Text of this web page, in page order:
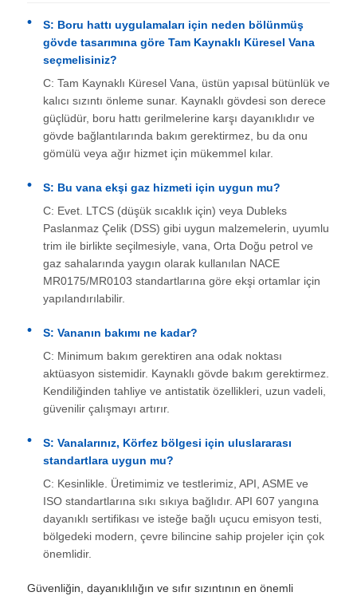
S: Boru hattı uygulamaları için neden bölünmüş
gövde tasarımına göre Tam Kaynaklı Küresel Vana
seçmelisiniz?
C: Tam Kaynaklı Küresel Vana, üstün yapısal bütünlük ve
kalıcı sızıntı önleme sunar. Kaynaklı gövdesi son derece
güçlüdür, boru hattı gerilmelerine karşı dayanıklıdır ve
gövde bağlantılarında bakım gerektirmez, bu da onu
gömülü veya ağır hizmet için mükemmel kılar.
S: Bu vana ekşi gaz hizmeti için uygun mu?
C: Evet. LTCS (düşük sıcaklık için) veya Dubleks
Paslanmaz Çelik (DSS) gibi uygun malzemelerin, uyumlu
trim ile birlikte seçilmesiyle, vana, Orta Doğu petrol ve
gaz sahalarında yaygın olarak kullanılan NACE
MR0175/MR0103 standartlarına göre ekşi ortamlar için
yapılandırılabilir.
S: Vananın bakımı ne kadar?
C: Minimum bakım gerektiren ana odak noktası
aktüasyon sistemidir. Kaynaklı gövde bakım gerektirmez.
Kendiliğinden tahliye ve antistatik özellikleri, uzun vadeli,
güvenilir çalışmayı artırır.
S: Vanalarınız, Körfez bölgesi için uluslararası
standartlara uygun mu?
C: Kesinlikle. Üretimimiz ve testlerimiz, API, ASME ve
ISO standartlarına sıkı sıkıya bağlıdır. API 607 yangına
dayanıklı sertifikası ve isteğe bağlı uçucu emisyon testi,
bölgedeki modern, çevre bilincine sahip projeler için çok
önemlidir.
Güvenliğin, dayanıklılığın ve sıfır sızıntının en önemli